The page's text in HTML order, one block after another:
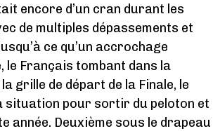
encore d’un cran durant les
de multiples dépassements et
ce qu’un accrochage
le Français tombant dans la
grille de départ de la Finale, le
situation pour sortir du peloton et
année. Deuxième sous le drapeau